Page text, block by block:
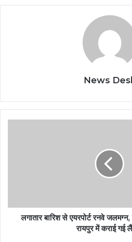
News
लगातार बारिश से एयरपोर्ट रनवे
रायपुर में कराई गई